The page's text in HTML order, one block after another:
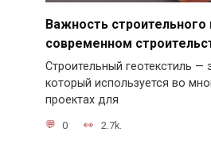
Важность строительного
современном
Строительный геотекстиль —
который используется во
проектах для
0 2.7k.